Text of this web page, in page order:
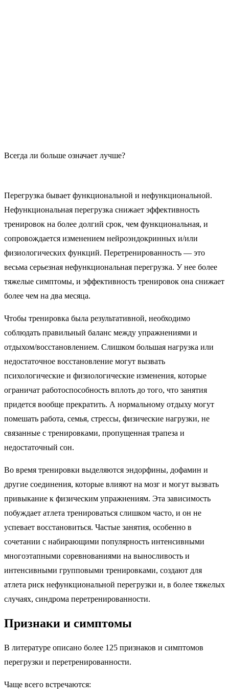
Всегда ли больше означает лучше?
Перегрузка бывает функциональной и нефункциональной.
Нефункциональная перегрузка снижает эффективность
тренировок на более долгий срок, чем функциональная, и
сопровождается изменением нейроэндокринных и/или
физиологических функций. Перетренированность — это
весьма серьезная нефункциональная перегрузка. У нее более
тяжелые симптомы, и эффективность тренировок она снижает
более чем на два месяца.
Чтобы тренировка была результативной, необходимо
соблюдать правильный баланс между упражнениями и
отдыхом/восстановлением. Слишком большая нагрузка или
недостаточное восстановление могут вызвать
психологические и физиологические изменения, которые
ограничат работоспособность вплоть до того, что занятия
придется вообще прекратить. А нормальному отдыху могут
помешать работа, семья, стрессы, физические нагрузки, не
связанные с тренировками, пропущенная трапеза и
недостаточный сон.
Во время тренировки выделяются эндорфины, дофамин и
другие соединения, которые влияют на мозг и могут вызвать
привыкание к физическим упражнениям. Эта зависимость
побуждает атлета тренироваться слишком часто, и он не
успевает восстановиться. Частые занятия, особенно в
сочетании с набирающими популярность интенсивными
многоэтапными соревнованиями на выносливость и
интенсивными групповыми тренировками, создают для
атлета риск нефункциональной перегрузки и, в более тяжелых
случаях, синдрома перетренированности.
Признаки и симптомы
В литературе описано более 125 признаков и симптомов
перегрузки и перетренированности.
Чаще всего встречаются: